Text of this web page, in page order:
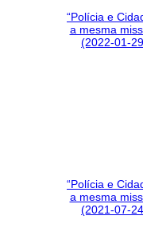
“Polícia e
a mesma
(2022-01-
“Polícia e
a mesma
(2021-07-